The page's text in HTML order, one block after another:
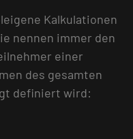
Kalkulationen
nennen immer den
einer
des gesamten
definiert wird: